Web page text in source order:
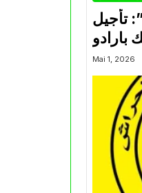
تأجيل
بارادو
Mai 1, 2026